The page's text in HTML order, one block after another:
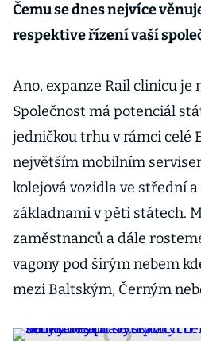
Čemu se dnes nejvíce
respektive řízení vaší
Ano, expanze Rail clinicu je
Společnost má potenciál
jedničkou trhu v rámci celé
největším mobilním
kolejová vozidla ve střední
základnami v pěti státech.
zaměstnanců a dále
vagony pod širým nebem
mezi Baltským, Černým